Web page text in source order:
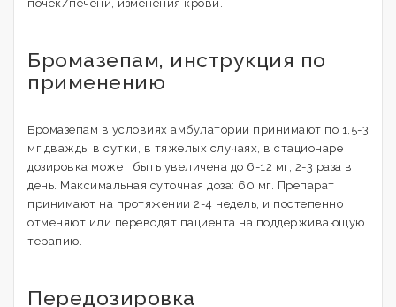
почек/печени, изменения крови.
Бромазепам, инструкция по
применению
Бромазепам в условиях амбулатории принимают по 1,5-3
мг дважды в сутки, в тяжелых случаях, в стационаре
дозировка может быть увеличена до 6-12 мг, 2-3 раза в
день. Максимальная суточная доза: 60 мг. Препарат
принимают на протяжении 2-4 недель, и постепенно
отменяют или переводят пациента на поддерживающую
терапию.
Передозировка